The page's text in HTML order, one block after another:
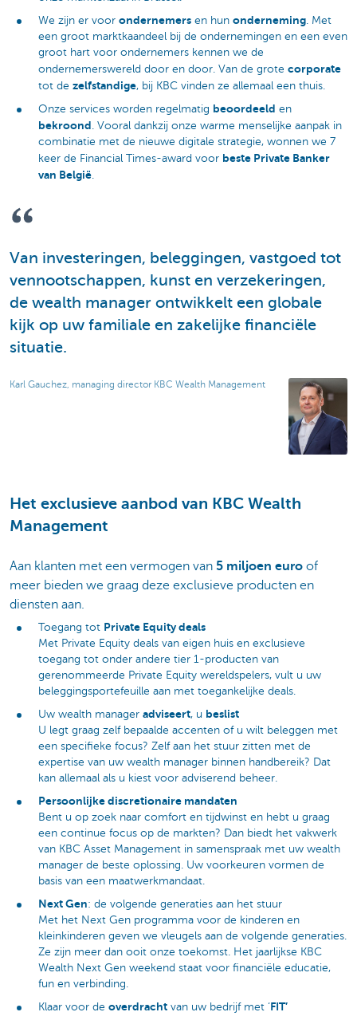
We zijn er voor ondernemers en hun onderneming . Met
een groot marktkaandeel bij de ondernemingen en een even
groot hart voor ondernemers kennen we de
ondernemerswereld door en door. Van de grote corporate
tot de zelfstandige, bij KBC vinden ze allemaal een thuis.
Onze services worden regelmatig beoordeeld en
bekroond . Vooral dankzij onze warme menselijke aanpak in
combinatie met de nieuwe digitale strategie, wonnen we 7
keer de Financial Times-award voor beste Private Banker
van België
Van investeringen, beleggingen, vastgoed tot
vennootschappen, kunst en verzekeringen,
de wealth manager ontwikkelt een globale
kijk op uw familiale en zakelijke financiële
situatie.
Karl Gauchez, managing director KBC Wealth Management
Het exclusieve aanbod van KBC Wealth
Management
Aan klanten met een vermogen van 5 miljoen euro of
meer bieden we graag deze exclusieve producten en
diensten aan.
Toegang tot Private Equity deals
Met Private Equity deals van eigen huis en exclusieve
toegang tot onder andere tier 1-producten van
gerenommeerde Private Equity wereldspelers, vult u uw
beleggingsportefeuille aan met toegankelijke deals.
Uw wealth manager adviseert, u beslist
U legt graag zelf bepaalde accenten of u wilt beleggen met
een specifieke focus? Zelf aan het stuur zitten met de
expertise van uw wealth manager binnen handbereik? Dat
kan allemaal als u kiest voor adviserend beheer.
Persoonlijke discretionaire mandaten
Bent u op zoek naar comfort en tijdwinst en hebt u graag
een continue focus op de markten? Dan biedt het vakwerk
van KBC Asset Management in samenspraak met uw wealth
manager de beste oplossing. Uw voorkeuren vormen de
basis van een maatwerkmandaat.
Next Gen: de volgende generaties aan het stuur
Met het Next Gen programma voor de kinderen en
kleinkinderen geven we vleugels aan de volgende generaties.
Ze zijn meer dan ooit onze toekomst. Het jaarlijkse KBC
Wealth Next Gen weekend staat voor financiële educatie,
fun en verbinding.
Klaar voor de overdracht van uw bedrijf met ‘FIT’